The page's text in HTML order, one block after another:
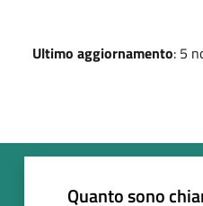
Ultimo aggiornamento: 5
Quanto sono